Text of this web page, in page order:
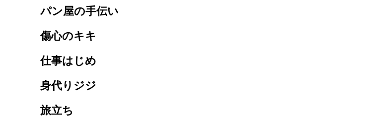
パン屋の手伝い
傷心のキキ
仕事はじめ
身代りジジ
旅立ち